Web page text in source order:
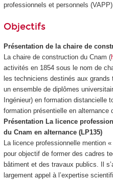
professionnels et personnels
Objectifs
Présentation de la chaire de
La chaire de construction du Cnam (
activités en 1854 sous le nom de
les techniciens destinés aux grands
un ensemble de diplômes
Ingénieur) en formation distancielle
formation présentielle en alternance
Présentation La licence
du Cnam en alternance (LP135)
La licence professionnelle mention
pour objectif de former des cadres
bâtiment et des travaux publics. Il
largement appel à l’expertise